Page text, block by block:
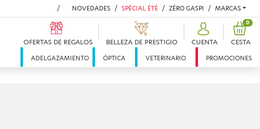
NOVEDADES SPÉCIAL ÉTÉ ZÉRO GASPI MARCAS
OFERTAS DE REGALOS BELLEZA DE PRESTIGIO CUENTA CESTA
0
ADELGAZAMIENTO ÓPTICA VETERINARIO PROMOCIONES